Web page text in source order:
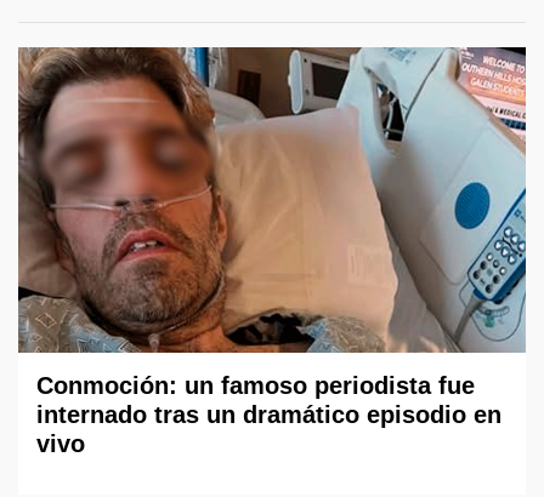
Conmoción: un famoso periodista fue
internado tras un dramático episodio en
vivo